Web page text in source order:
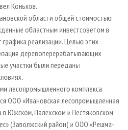
Коньков.
области общей стоимостью
областным инвестсоветом в
реализации. Целью этих
деревоперерабатывающих
участки были переданы
лесопромышленного комплекса
ООО «Ивановская лесопромышленная
Южском, Палехском и Пестяковском
(Заволжский район) и ООО «Решма-